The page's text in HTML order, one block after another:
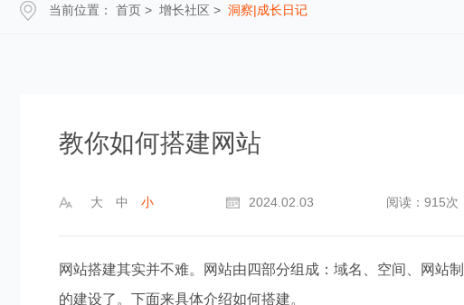
当前位置： 首页 > 增长社区 > 洞察|成长日记
教你如何搭建网站
大 中 小 2024.02.03 阅读：915次
网站搭建其实并不难。网站由四部分组成：域名、空间、网站
的建设了。下面来具体介绍如何搭建。